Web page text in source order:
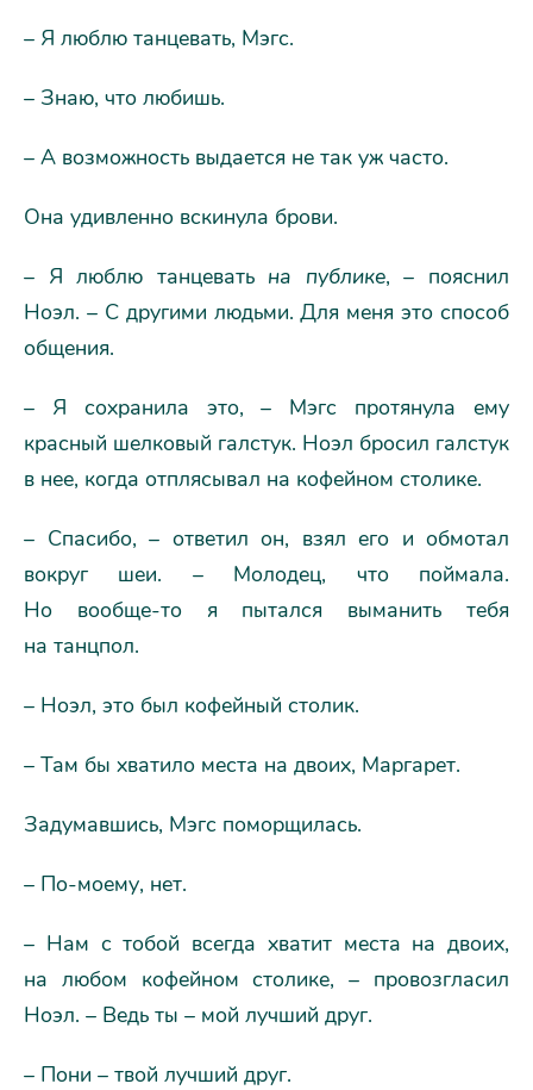
– Я люблю танцевать, Мэгс.
– Знаю, что любишь.
– А возможность выдается не так уж часто.
Она удивленно вскинула брови.
– Я люблю танцевать на публике, – пояснил
Ноэл. – С другими людьми. Для меня это способ
общения.
– Я сохранила это, – Мэгс протянула ему
красный шелковый галстук. Ноэл бросил галстук
в нее, когда отплясывал на кофейном столике.
– Спасибо, – ответил он, взял его и обмотал
вокруг шеи. – Молодец, что поймала.
Но вообще-то я пытался выманить тебя
на танцпол.
– Ноэл, это был кофейный столик.
– Там бы хватило места на двоих, Маргарет.
Задумавшись, Мэгс поморщилась.
– По-моему, нет.
– Нам с тобой всегда хватит места на двоих,
на любом кофейном столике, – провозгласил
Ноэл. – Ведь ты – мой лучший друг.
– Пони – твой лучший друг.